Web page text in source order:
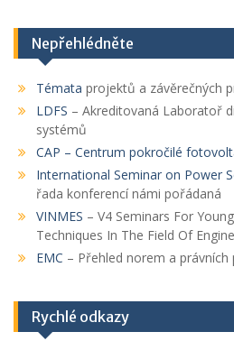
Nepřehlédněte
Témata projektů a závěrečných
LDFS – Akreditovaná Laboratoř
systémů
CAP – Centrum pokročilé
International Seminar on Power
řada konferencí námi pořádaná
VINMES – V4 Seminars For
Techniques In The Field Of
EMC – Přehled norem a právních
Rychlé odkazy